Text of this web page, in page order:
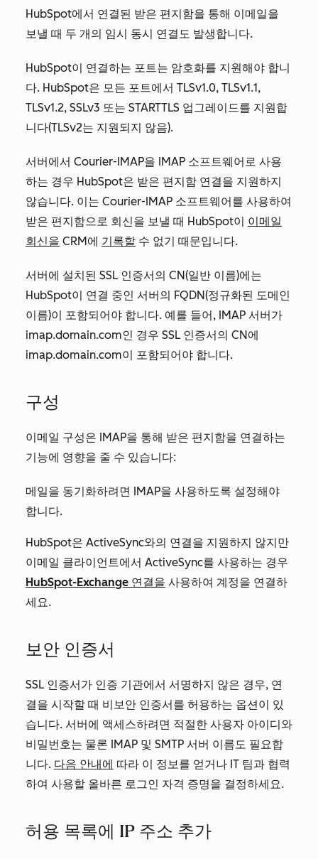
HubSpot에서 연결된 받은 편지함을 통해 이메일을
보낼 때 두 개의 임시 동시 연결도 발생합니다.
HubSpot이 연결하는 포트는 암호화를 지원해야 합니
다. HubSpot은 모든 포트에서 TLSv1.0, TLSv1.1,
TLSv1.2, SSLv3 또는 STARTTLS 업그레이드를 지원합
니다(TLSv2는 지원되지 않음).
서버에서 Courier-IMAP을 IMAP 소프트웨어로 사용
하는 경우 HubSpot은 받은 편지함 연결을 지원하지
않습니다. 이는 Courier-IMAP 소프트웨어를 사용하여
받은 편지함으로 회신을 보낼 때 HubSpot이 이메일
회신을 CRM에 기록할 수 없기 때문입니다.
서버에 설치된 SSL 인증서의 CN(일반 이름)에는
HubSpot이 연결 중인 서버의 FQDN(정규화된 도메인
이름)이 포함되어야 합니다. 예를 들어, IMAP 서버가
imap.domain.com인 경우 SSL 인증서의 CN에
imap.domain.com이 포함되어야 합니다.
구성
이메일 구성은 IMAP을 통해 받은 편지함을 연결하는
기능에 영향을 줄 수 있습니다:
메일을 동기화하려면 IMAP을 사용하도록 설정해야
합니다.
HubSpot은 ActiveSync와의 연결을 지원하지 않지만
이메일 클라이언트에서 ActiveSync를 사용하는 경우
HubSpot-Exchange 연결을 사용하여 계정을 연결하
세요.
보안 인증서
SSL 인증서가 인증 기관에서 서명하지 않은 경우, 연
결을 시작할 때 비보안 인증서를 허용하는 옵션이 있
습니다. 서버에 액세스하려면 적절한 사용자 아이디와
비밀번호는 물론 IMAP 및 SMTP 서버 이름도 필요합
니다. 다음 안내에 따라 이 정보를 얻거나 IT 팀과 협력
하여 사용할 올바른 로그인 자격 증명을 결정하세요.
허용 목록에 IP 주소 추가